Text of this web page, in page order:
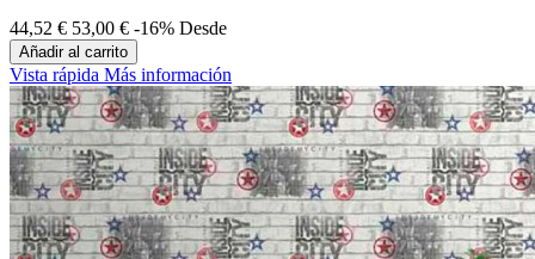
44,52 € 53,00 € -16% Desde
Añadir al carrito
Vista rápida Más información